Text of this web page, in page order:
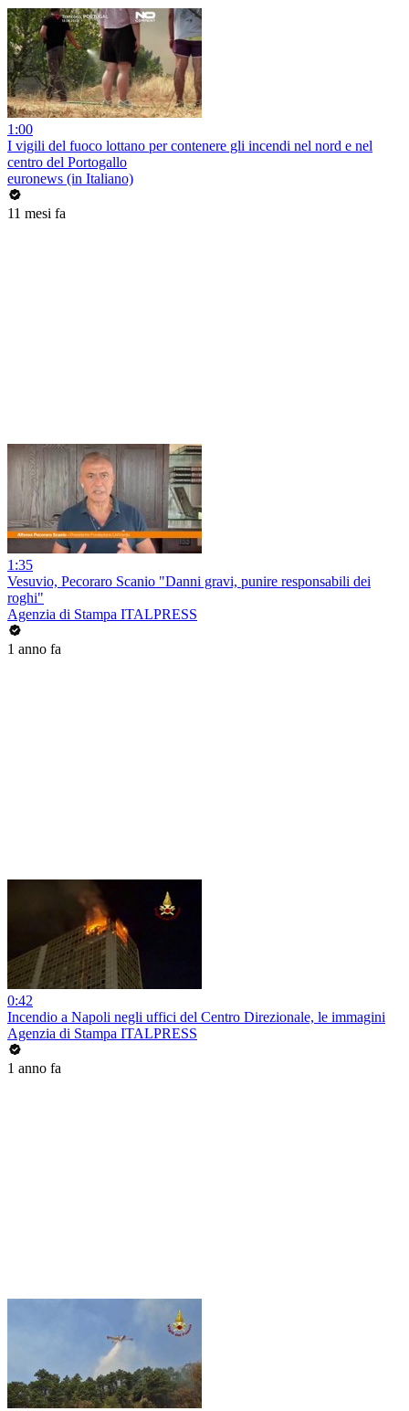
1:00
I vigili del fuoco lottano per contenere gli incendi nel nord e nel
centro del Portogallo
euronews (in Italiano)
11 mesi fa
1:35
Vesuvio, Pecoraro Scanio "Danni gravi, punire responsabili dei
roghi"
Agenzia di Stampa ITALPRESS
1 anno fa
0:42
Incendio a Napoli negli uffici del Centro Direzionale, le immagini
Agenzia di Stampa ITALPRESS
1 anno fa